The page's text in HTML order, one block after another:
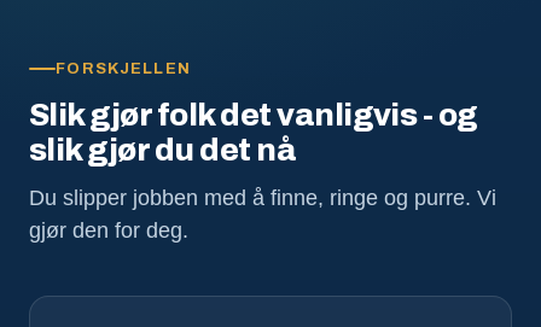
FORSKJELLEN
Slik gjør folk det vanligvis - og
slik gjør du det nå
Du slipper jobben med å finne, ringe og purre. Vi
gjør den for deg.